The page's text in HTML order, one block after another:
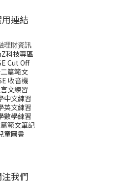
用連結
理財資訊
科技專區
Cut Off
篇範文
收音機
文練習
中文練習
英文練習
數學練習
範文筆記
童圖書
我們